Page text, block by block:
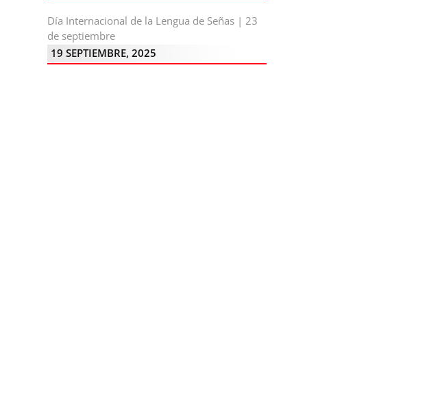
Día Internacional de la Lengua de Señas | 23
de septiembre
19 SEPTIEMBRE, 2025